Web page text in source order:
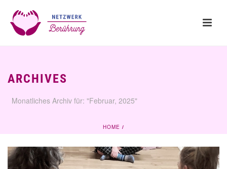
ARCHIVES
Monatliches Archiv für: "Februar, 2025"
HOME /